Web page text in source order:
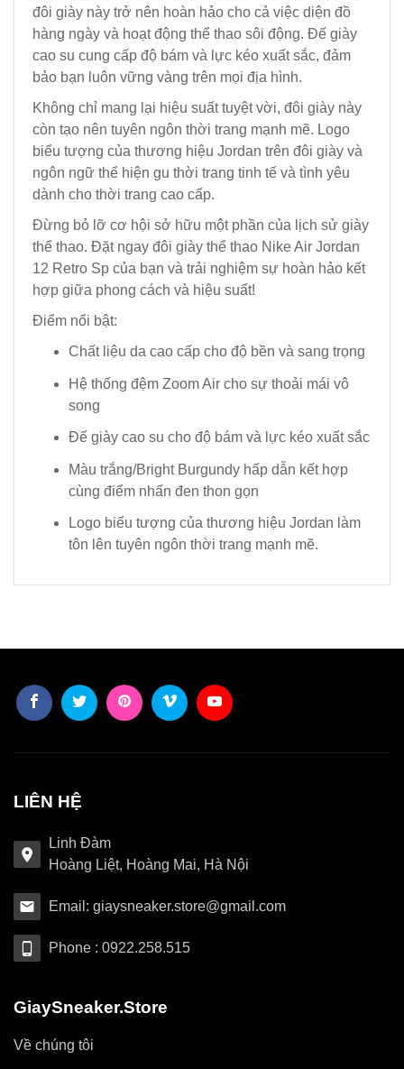
đôi giày này trở nên hoàn hảo cho cả việc diện đồ
hàng ngày và hoạt động thể thao sôi động. Đế giày
cao su cung cấp độ bám và lực kéo xuất sắc, đảm
bảo bạn luôn vững vàng trên mọi địa hình.
Không chỉ mang lại hiệu suất tuyệt vời, đôi giày này
còn tạo nên tuyên ngôn thời trang mạnh mẽ. Logo
biểu tượng của thương hiệu Jordan trên đôi giày và
ngôn ngữ thể hiện gu thời trang tinh tế và tình yêu
dành cho thời trang cao cấp.
Đừng bỏ lỡ cơ hội sở hữu một phần của lịch sử giày
thể thao. Đặt ngay đôi giày thể thao Nike Air Jordan
12 Retro Sp của bạn và trải nghiệm sự hoàn hảo kết
hợp giữa phong cách và hiệu suất!
Điểm nổi bật:
Chất liệu da cao cấp cho độ bền và sang trọng
Hệ thống đệm Zoom Air cho sự thoải mái vô
song
Đế giày cao su cho độ bám và lực kéo xuất sắc
Màu trắng/Bright Burgundy hấp dẫn kết hợp
cùng điểm nhấn đen thon gọn
Logo biểu tượng của thương hiệu Jordan làm
tôn lên tuyên ngôn thời trang mạnh mẽ.
LIÊN HỆ
Linh Đàm
Hoàng Liệt, Hoàng Mai, Hà Nội
Email: giaysneaker.store@gmail.com
Phone : 0922.258.515
GiaySneaker.Store
Về chúng tôi